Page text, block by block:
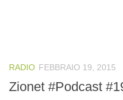
RADIO FEBBRAIO 19, 2015
Zionet #Podcast